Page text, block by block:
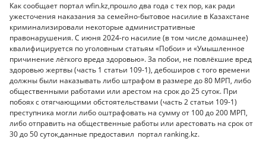
Как сообщает портал wfin.kz,прошло два года с тех пор, как ради
ужесточения наказания за семейно-бытовое насилие в Казахстане
криминализировали некоторые административные
правонарушения. С июня 2024-го насилие (в том числе домашнее)
квалифицируется по уголовным статьям «Побои» и «Умышленное
причинение лёгкого вреда здоровью». За побои, не повлёкшие вред
здоровью жертвы (часть 1 статьи 109-1), дебоширов с того времени
должны были наказывать либо штрафом в размере до 80 МРП, либо
общественными работами или арестом на срок до 25 суток. При
побоях с отягчающими обстоятельствами (часть 2 статьи 109-1)
преступника могли либо оштрафовать на сумму от 100 до 200 МРП,
либо отправить на общественные работы или арестовать на срок от
30 до 50 суток,данные предоставил портал ranking.kz.